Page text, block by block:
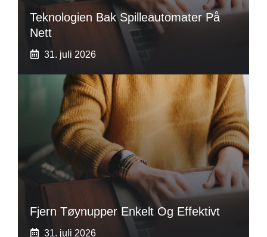
Teknologien Bak Spilleautomater På
Nett
31. juli 2026
Fjern Tøynupper Enkelt Og Effektivt
31. juli 2026